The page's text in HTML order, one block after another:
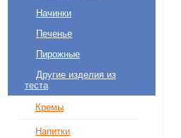
Начинки
Печенье
Пирожные
Другие изделия из
теста
Кремы
Напитки